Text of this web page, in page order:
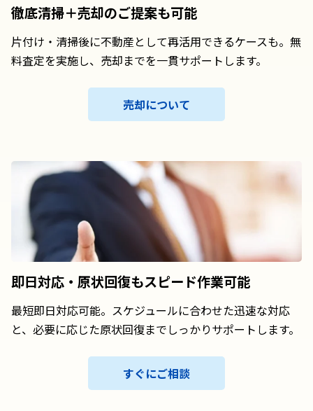
徹底清掃＋売却のご提案も可能
片付け・清掃後に不動産として再活用できるケースも。無
料査定を実施し、売却までを一貫サポートします。
売却について
即日対応・原状回復もスピード作業可能
最短即日対応可能。スケジュールに合わせた迅速な対応
と、必要に応じた原状回復までしっかりサポートします。
すぐにご相談